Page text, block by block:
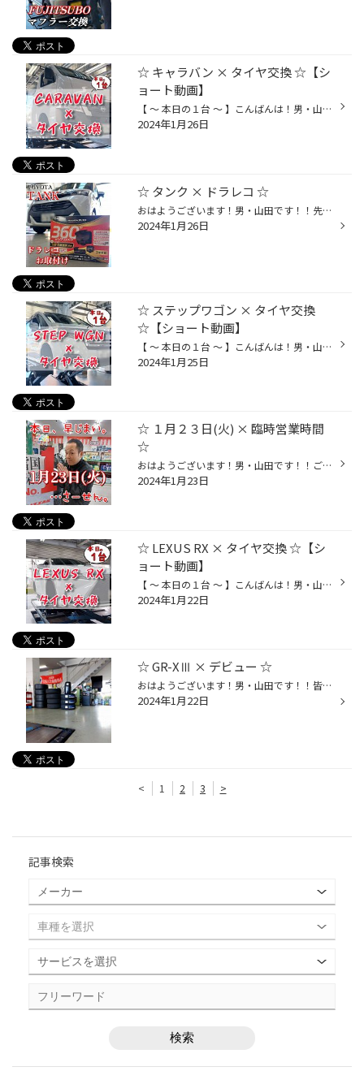
☆ キャラバン × タイヤ交換 ☆【シ
ョート動画】
【 ～ 本日の１台 ～ 】こんばんは！男・山田です！！本日は…☆☆【 NISSAN キャラバン 】の！タイヤ交換をさせて頂きました♪♪ 今回はｯ！！ブリヂストンのスタッドレスバンタイヤ☆《 BLIZZAK VL10 》にて！ご交換させて頂きました～♪♪(^^)/『 急に決まった仕事で明日から東北へ… 』いつもお忙しいオー...
2024年1月26日
☆ タンク × ドラレコ ☆
おはようございます！男・山田です！！先日、TOYOTA タンクに…☆☆【 ドライブレコーダー 】を、お取付けさせて頂きました～!!(^^)/ 今年に入り！急にお問合わせが増えたドラレコ！( …何ででしょ？(｡･･｡) ？笑 )兎にも！角にも！！" 安心なカーライフ " への関心が高まり、ドライブレコーダーが、多く...
2024年1月26日
☆ ステップワゴン × タイヤ交換
☆【ショート動画】
【 ～ 本日の１台 ～ 】こんばんは！男・山田です！！本日は…☆☆【 HONDA ステップワゴン 】の！タイヤ交換をさせて頂きました♪♪ 今回はｯ！！ブリヂストンのオールシーズンタイヤ☆《 MULTI WEATHER 》にて！ご交換させて頂きました～♪♪(^^)/『 妻の車だからさ。備えの意味合いで、 オールシーズンタ...
2024年1月25日
☆ １月２３日(火) × 臨時営業時間
☆
おはようございます！男・山田です！！ごめんなさーーーい！！本日 (1月23日(火) は早じまいとなります。。 皆さまに出来るだけご迷惑を掛けませぬ様！再度ご案内させて頂きます!!(❁ᴗ͈ˬᴗ͈)ﾍﾟｺﾘ～ 臨時営業時間のお知らせ ～当店は社員研修の為、1月23日(火)の営業時間を【 13時閉店 (12時30分受付終...
2024年1月23日
☆ LEXUS RX × タイヤ交換 ☆【シ
ョート動画】
【 ～ 本日の１台 ～ 】こんばんは！男・山田です！！本日は…☆☆【 LEXUS RX 】の！タイヤ交換をさせて頂きました♪♪ 今回はｯ！！ブリヂストンのＳＵＶ専用タイヤ☆《 ALENZA 001 》にて！ご交換させて頂きました～♪♪(^^)/『 このタイヤ気に入ってるから同じので！』前回も [ ALENZA001 ] をお買い求め...
2024年1月22日
☆ GR-XⅢ × デビュー ☆
おはようございます！男・山田です！！皆さま、大変お待たせいたしました。 い、いよいよっ！！！ブリヂストンの最上位ブランドである！【REGNO ( レグノ ) 】より、" 新商品 " が発売されますｯ！！！(๑˃̵ᴗ˂̵)و 思い起こせば、、、2019年2月に発売された《 GR-XⅡ 》。そこから５年という長い時を経...
2024年1月22日
< 1 2 3 >
記事検索